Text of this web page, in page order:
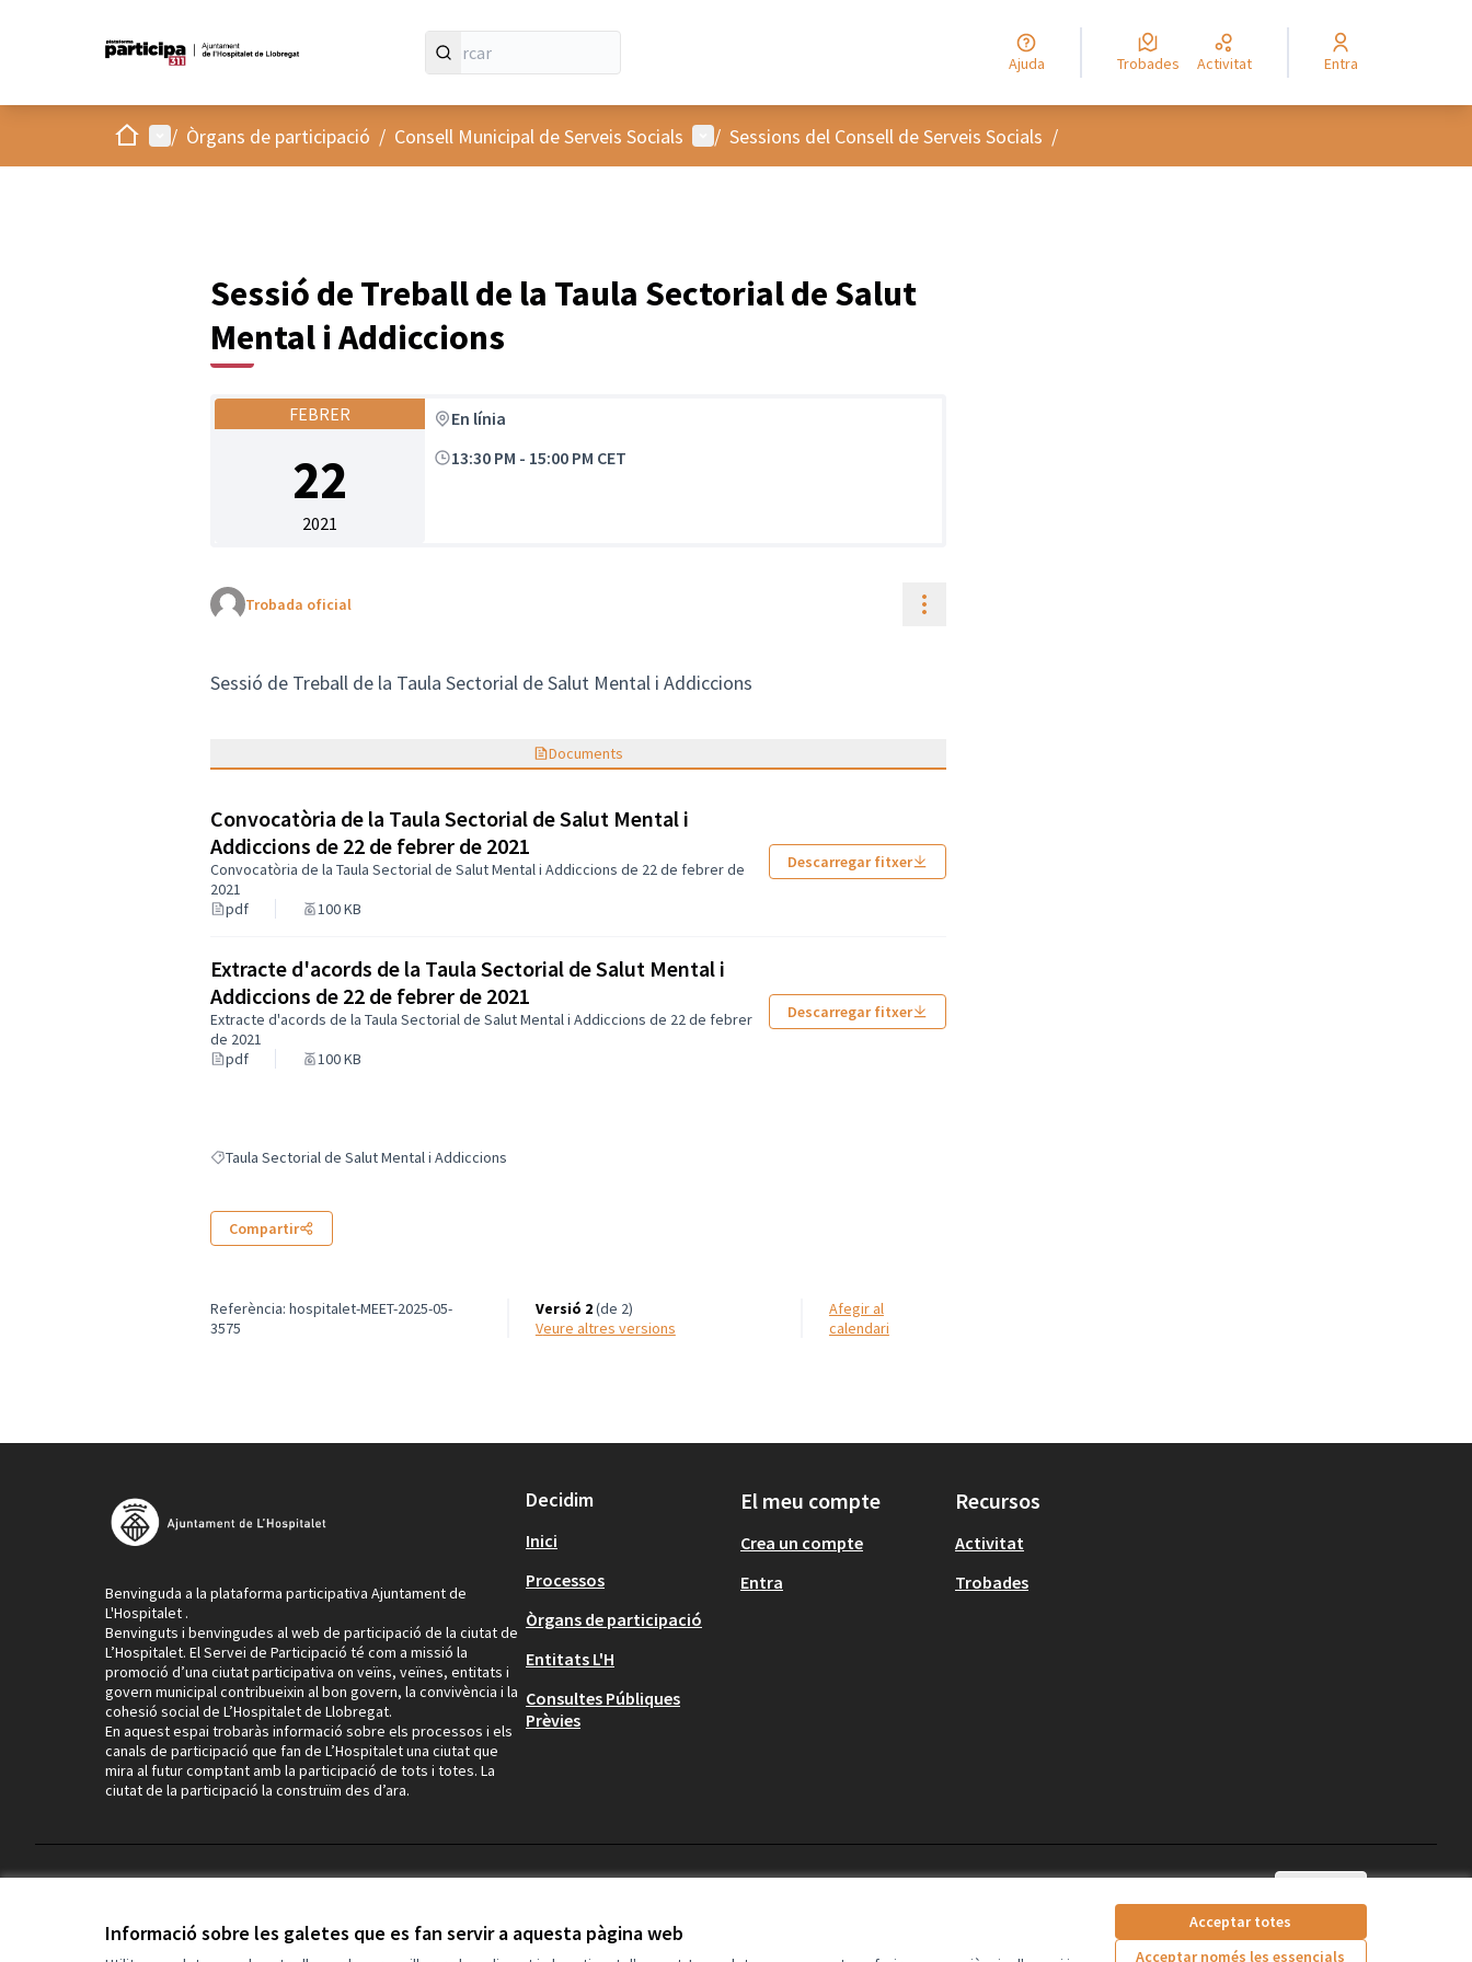
Informació sobre les galetes que es fan servir a aquesta pàgina web
Acceptar totes
Acceptar només les essencials
Ajuda Trobades Activitat Entra
Inici Menú principal
/ Òrgans de participació / Consell Municipal de Serveis Socials Menú d'usuari
/ Sessions del Consell de Serveis Socials /
Sessió de Treball de la Taula Sectorial de Salut
Mental i Addiccions
FEBRER
22
2021
En línia
13:30 PM - 15:00 PM CET
Trobada oficial Controls de recursos
Sessió de Treball de la Taula Sectorial de Salut Mental i Addiccions
Documents
Convocatòria de la Taula Sectorial de Salut Mental i
Addiccions de 22 de febrer de 2021
Convocatòria de la Taula Sectorial de Salut Mental i Addiccions de 22 de febrer de
2021
pdf
100 KB
Descarregar fitxer
Extracte d'acords de la Taula Sectorial de Salut Mental i
Addiccions de 22 de febrer de 2021
Extracte d'acords de la Taula Sectorial de Salut Mental i Addiccions de 22 de febrer
de 2021
pdf
100 KB
Descarregar fitxer
Resultats en filtrar per: Taula Sectorial de Salut Mental i Addiccions
Taula Sectorial de Salut Mental i Addiccions
Compartir
Referència: hospitalet-MEET-2025-05-
3575
Versió 2(de 2)
veure altres versions
Afegir al
calendari
Benvinguda a la plataforma participativa Ajuntament de
L'Hospitalet .
Benvinguts i benvingudes al web de participació de la ciutat de
L’Hospitalet. El Servei de Participació té com a missió la
promoció d’una ciutat participativa on veïns, veïnes, entitats i
govern municipal contribueixin al bon govern, la convivència i la
cohesió social de L’Hospitalet de Llobregat.
En aquest espai trobaràs informació sobre els processos i els
canals de participació que fan de L’Hospitalet una ciutat que
mira al futur comptant amb la participació de tots i totes. La
ciutat de la participació la construïm des d’ara.
Decidim
Inici
Processos
Òrgans de participació
Entitats L'H
Consultes Públiques
Prèvies
El meu compte
Crea un compte
Entra
Recursos
Activitat
Trobades